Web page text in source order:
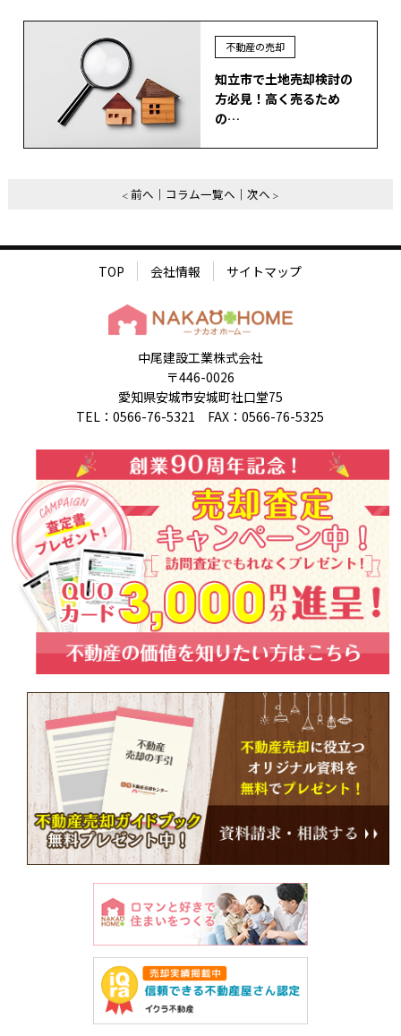
不動産の売却
知立市で土地売却検討の
方必見！高く売るため
の…
前へ コラム一覧へ 次へ
TOP 会社情報 サイトマップ
中尾建設工業株式会社
〒446-0026
愛知県安城市安城町社口堂75
TEL：0566-76-5321 FAX：0566-76-5325